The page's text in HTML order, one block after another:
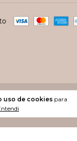
uso de cookies para
- 2026. Todos os